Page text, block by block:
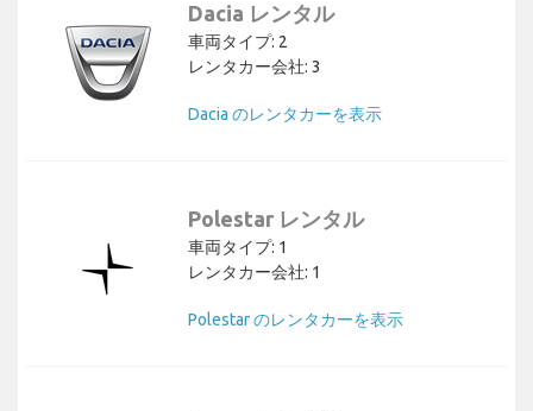
Dacia レンタル
車両タイプ: 2
レンタカー会社: 3
Dacia のレンタカーを表示
Polestar レンタル
車両タイプ: 1
レンタカー会社: 1
Polestar のレンタカーを表示